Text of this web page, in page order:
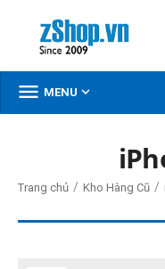
 MENU 
Trang chủ / Kho Hàng Cũ /